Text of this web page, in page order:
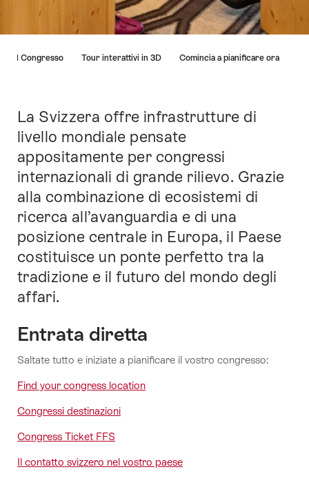
conducono
direttamente
ai
punti
di
di
questo
sito.
del Congresso Tour interattivi in 3D Comincia a pianificare ora
Introduzione
La Svizzera offre infrastrutture di
livello mondiale pensate
appositamente per congressi
internazionali di grande rilievo. Grazie
alla combinazione di ecosistemi di
ricerca all’avanguardia e di una
posizione centrale in Europa, il Paese
costituisce un ponte perfetto tra la
tradizione e il futuro del mondo degli
affari.
Entrata diretta
Saltate tutto e iniziate a pianificare il vostro congresso:
Find your congress location
Congressi destinazioni
Congress Ticket FFS
Il contatto svizzero nel vostro paese